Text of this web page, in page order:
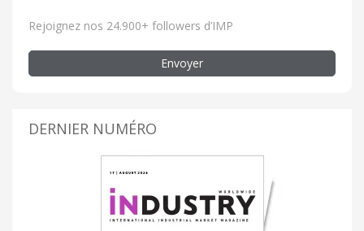
Rejoignez nos 24.900+ followers d’IMP
Envoyer
DERNIER NUMÉRO